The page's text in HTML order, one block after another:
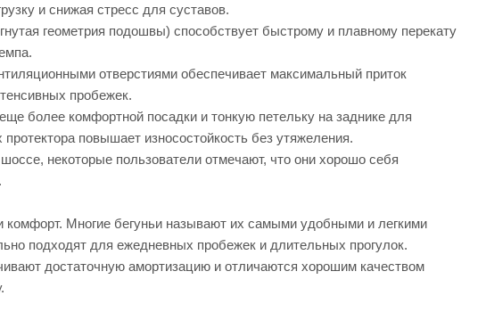
и снижая стресс для суставов.
геометрия подошвы) способствует быстрому и плавному перекату
отверстиями обеспечивает максимальный приток
пробежек.
более комфортной посадки и тонкую петельку на заднике для
повышает износостойкость без утяжеления.
некоторые пользователи отмечают, что они хорошо себя
комфорт. Многие бегуньи называют их самыми удобными и легкими
подходят для ежедневных пробежек и длительных прогулок.
достаточную амортизацию и отличаются хорошим качеством